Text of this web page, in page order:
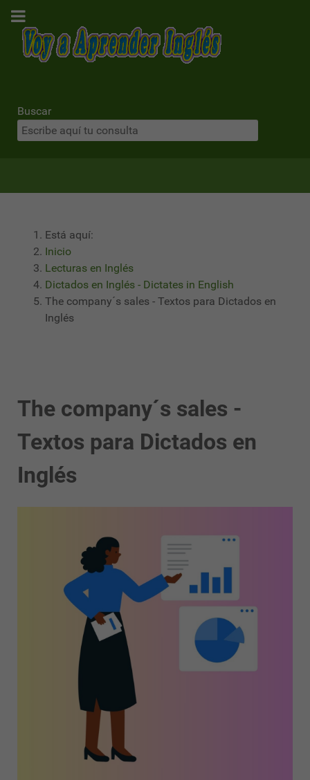
Buscar
Está aquí:
Inicio
Lecturas en Inglés
Dictados en Inglés - Dictates in English
The company´s sales - Textos para Dictados en
Inglés
The company´s sales -
Textos para Dictados en
Inglés